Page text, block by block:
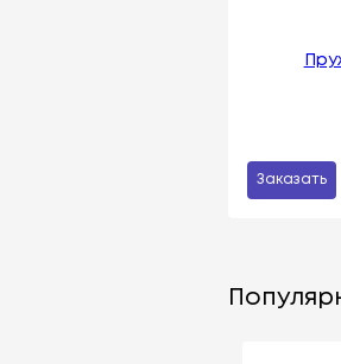
Заказать